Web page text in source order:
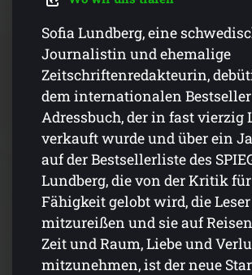
Sofia Lundberg, eine
Journalistin und ehemalige
Zeitschriftenredakteurin,
dem internationalen Bestseller
Adressbuch, der in fast vierzig
verkauft wurde und über ein
auf der Bestsellerliste des
Lundberg, die von der Kritik
Fähigkeit gelobt wird, die Leser
mitzureißen und sie auf
Zeit und Raum, Liebe und
mitzunehmen, ist der neue